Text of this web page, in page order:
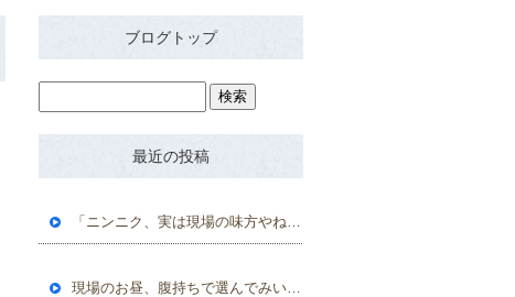
ブログトップ
最近の投稿
「ニンニク、実は現場の味方やねん」
現場のお昼、腹持ちで選んでみいひん?